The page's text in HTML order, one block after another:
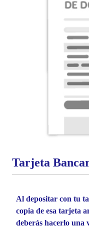
Tarjeta
Al depositar con tu
copia de esa tarjeta
deberás hacerlo una